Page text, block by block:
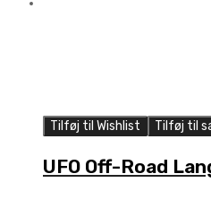
Tilføj til Wishlist Tilføj til
UFO Off-Road